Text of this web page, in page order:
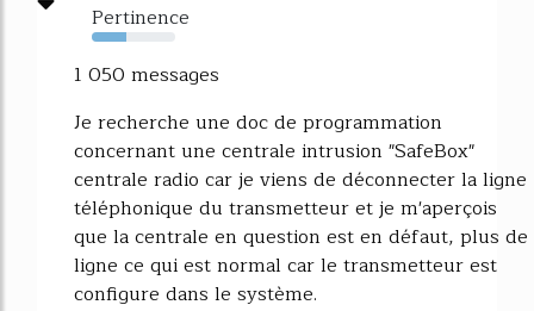
Pertinence
42%
1 050 messages
Je recherche une doc de programmation
concernant une centrale intrusion "SafeBox"
centrale radio car je viens de déconnecter la ligne
téléphonique du transmetteur et je m'aperçois
que la centrale en question est en défaut, plus de
ligne ce qui est normal car le transmetteur est
configure dans le système.